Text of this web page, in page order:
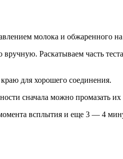
молока и обжаренного
Раскатываем часть
для хорошего соединения.
сначала можно промазать их
всплытия и еще 3 — 4